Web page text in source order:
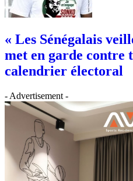
« Les Sénégalais
met en garde contre
calendrier électoral
- Advertisement -